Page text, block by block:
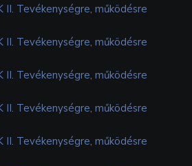
II. Tevékenységre, működésre
II. Tevékenységre, működésre
II. Tevékenységre, működésre
II. Tevékenységre, működésre
II. Tevékenységre, működésre